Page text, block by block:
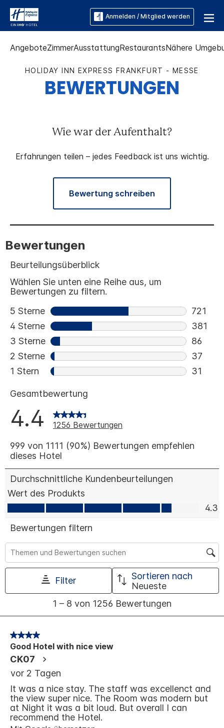
Anmelden / Mitglied werden
AngeboteZimmerAusstattungRestaurantsNähere
HOLIDAY INN EXPRESS FRANKFURT - MESSE
BEWERTUNGEN
Wie war der Aufenthalt?
Erfahrungen teilen – jedes Feedback ist uns wichtig.
Bewertung schreiben